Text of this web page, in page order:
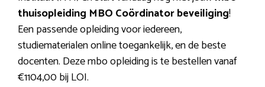
thuisopleiding MBO Coördinator beveiliging!
Een passende opleiding voor iedereen,
studiematerialen online toegankelijk, en de beste
docenten. Deze mbo opleiding is te bestellen vanaf
€1104,00 bij LOI.